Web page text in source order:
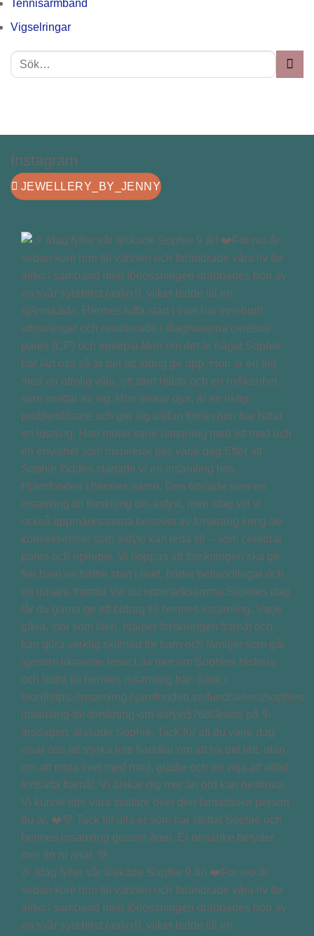
Tennisarmband
Vigselringar
Instagram
JEWELLERY_BY_JENNY
🎉 Idag fyller vår älskade Sophie 9 år! ❤️För nio år
sedan kom hon till världen och förändrade våra liv för
alltid.I samband med förlossningen drabbades hon av
en svår syrebrist (asfyxi), vilket ledde till en